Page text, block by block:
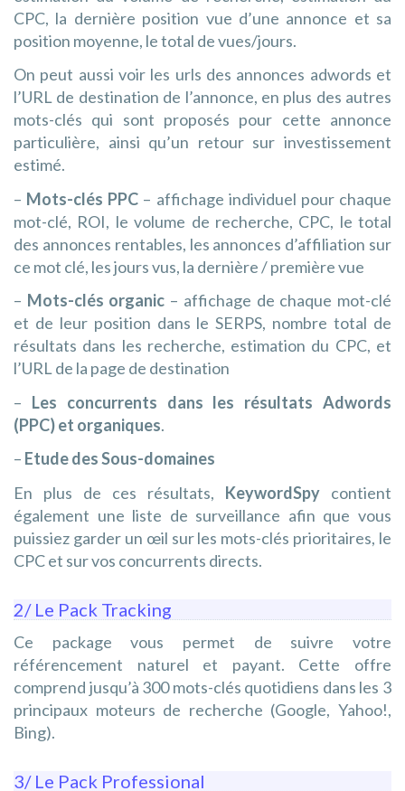
CPC, la dernière position vue d’une annonce et sa
position moyenne, le total de vues/jours.
On peut aussi voir les urls des annonces adwords et
l’URL de destination de l’annonce, en plus des autres
mots-clés qui sont proposés pour cette annonce
particulière, ainsi qu’un retour sur investissement
estimé.
– Mots-clés PPC – affichage individuel pour chaque
mot-clé, ROI, le volume de recherche, CPC, le total
des annonces rentables, les annonces d’affiliation sur
ce mot clé, les jours vus, la dernière / première vue
– Mots-clés organic – affichage de chaque mot-clé
et de leur position dans le SERPS, nombre total de
résultats dans les recherche, estimation du CPC, et
l’URL de la page de destination
– Les concurrents dans les résultats Adwords
(PPC) et organiques.
– Etude des Sous-domaines
En plus de ces résultats, KeywordSpy contient
également une liste de surveillance afin que vous
puissiez garder un œil sur les mots-clés prioritaires, le
CPC et sur vos concurrents directs.
2/ Le Pack Tracking
Ce package vous permet de suivre votre
référencement naturel et payant. Cette offre
comprend jusqu’à 300 mots-clés quotidiens dans les 3
principaux moteurs de recherche (Google, Yahoo!,
Bing).
3/ Le Pack Professional